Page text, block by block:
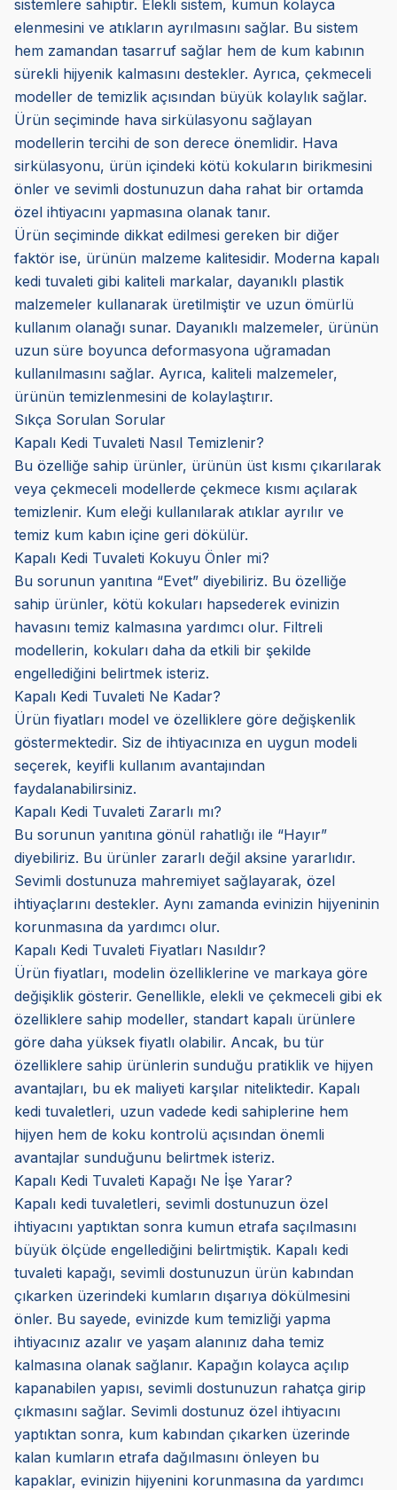
sistemlere sahiptir. Elekli sistem, kumun kolayca
elenmesini ve atıkların ayrılmasını sağlar. Bu sistem
hem zamandan tasarruf sağlar hem de kum kabının
sürekli hijyenik kalmasını destekler. Ayrıca, çekmeceli
modeller de temizlik açısından büyük kolaylık sağlar.
Ürün seçiminde hava sirkülasyonu sağlayan
modellerin tercihi de son derece önemlidir. Hava
sirkülasyonu, ürün içindeki kötü kokuların birikmesini
önler ve sevimli dostunuzun daha rahat bir ortamda
özel ihtiyacını yapmasına olanak tanır.
Ürün seçiminde dikkat edilmesi gereken bir diğer
faktör ise, ürünün malzeme kalitesidir. Moderna kapalı
kedi tuvaleti gibi kaliteli markalar, dayanıklı plastik
malzemeler kullanarak üretilmiştir ve uzun ömürlü
kullanım olanağı sunar. Dayanıklı malzemeler, ürünün
uzun süre boyunca deformasyona uğramadan
kullanılmasını sağlar. Ayrıca, kaliteli malzemeler,
ürünün temizlenmesini de kolaylaştırır.
Sıkça Sorulan Sorular
Kapalı Kedi Tuvaleti Nasıl Temizlenir?
Bu özelliğe sahip ürünler, ürünün üst kısmı çıkarılarak
veya çekmeceli modellerde çekmece kısmı açılarak
temizlenir. Kum eleği kullanılarak atıklar ayrılır ve
temiz kum kabın içine geri dökülür.
Kapalı Kedi Tuvaleti Kokuyu Önler mi?
Bu sorunun yanıtına “Evet” diyebiliriz. Bu özelliğe
sahip ürünler, kötü kokuları hapsederek evinizin
havasını temiz kalmasına yardımcı olur. Filtreli
modellerin, kokuları daha da etkili bir şekilde
engellediğini belirtmek isteriz.
Kapalı Kedi Tuvaleti Ne Kadar?
Ürün fiyatları model ve özelliklere göre değişkenlik
göstermektedir. Siz de ihtiyacınıza en uygun modeli
seçerek, keyifli kullanım avantajından
faydalanabilirsiniz.
Kapalı Kedi Tuvaleti Zararlı mı?
Bu sorunun yanıtına gönül rahatlığı ile “Hayır”
diyebiliriz. Bu ürünler zararlı değil aksine yararlıdır.
Sevimli dostunuza mahremiyet sağlayarak, özel
ihtiyaçlarını destekler. Aynı zamanda evinizin hijyeninin
korunmasına da yardımcı olur.
Kapalı Kedi Tuvaleti Fiyatları Nasıldır?
Ürün fiyatları, modelin özelliklerine ve markaya göre
değişiklik gösterir. Genellikle, elekli ve çekmeceli gibi ek
özelliklere sahip modeller, standart kapalı ürünlere
göre daha yüksek fiyatlı olabilir. Ancak, bu tür
özelliklere sahip ürünlerin sunduğu pratiklik ve hijyen
avantajları, bu ek maliyeti karşılar niteliktedir. Kapalı
kedi tuvaletleri, uzun vadede kedi sahiplerine hem
hijyen hem de koku kontrolü açısından önemli
avantajlar sunduğunu belirtmek isteriz.
Kapalı Kedi Tuvaleti Kapağı Ne İşe Yarar?
Kapalı kedi tuvaletleri, sevimli dostunuzun özel
ihtiyacını yaptıktan sonra kumun etrafa saçılmasını
büyük ölçüde engellediğini belirtmiştik. Kapalı kedi
tuvaleti kapağı, sevimli dostunuzun ürün kabından
çıkarken üzerindeki kumların dışarıya dökülmesini
önler. Bu sayede, evinizde kum temizliği yapma
ihtiyacınız azalır ve yaşam alanınız daha temiz
kalmasına olanak sağlanır. Kapağın kolayca açılıp
kapanabilen yapısı, sevimli dostunuzun rahatça girip
çıkmasını sağlar. Sevimli dostunuz özel ihtiyacını
yaptıktan sonra, kum kabından çıkarken üzerinde
kalan kumların etrafa dağılmasını önleyen bu
kapaklar, evinizin hijyenini korunmasına da yardımcı